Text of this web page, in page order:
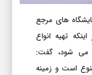
های مرجع
تهیه انواع
می شود، گفت:
است و زمینه